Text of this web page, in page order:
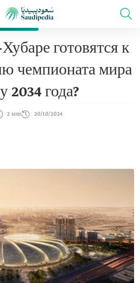
готовятся к
чемпионата мира
2034 года?
2 мин 20/10/2024